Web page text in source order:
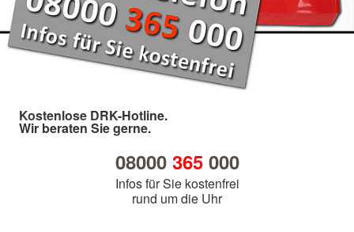
Kostenlose DRK-Hotline.
Wir beraten Sie gerne.
08000 365000
Infos für Sie kostenfrei
rund um die Uhr